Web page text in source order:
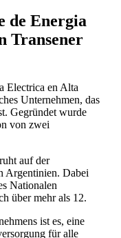
de Energia
Transener
Electrica en Alta
Unternehmen, das
Gegründet wurde
von zwei
auf der
Argentinien. Dabei
Nationalen
über mehr als 12.
ist es, eine
für alle